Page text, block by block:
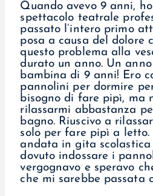
Quando avevo 9 anni,
spettacolo teatrale
passato l’intero primo
posa a causa del dolore
questo problema alla
durato un anno. Un
bambina di 9 anni! Ero
pannolini per dormire
bisogno di fare pipì, ma
rilassarmi abbastanza
bagno. Riuscivo a
solo per fare pipì a letto.
andata in gita scolastica
dovuto indossare i
vergognavo e speravo
che mi sarebbe passata